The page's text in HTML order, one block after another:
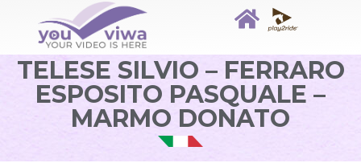
TELESE SILVIO – FERRARO
ESPOSITO PASQUALE –
MARMO DONATO